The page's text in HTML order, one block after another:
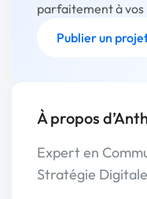
parfaitement à vos
Publier un
À propos
Expert en
Stratégie Digitale